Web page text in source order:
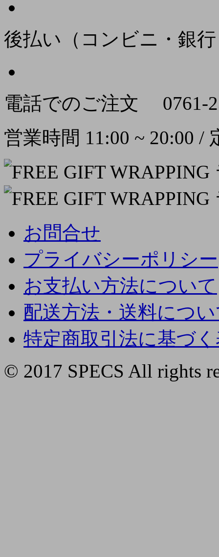
後払い（コンビニ・銀
電話でのご注文
0761-
営業時間 11:00 ~ 20:00 /
お問合せ
プライバシーポリシー
お支払い方法について
配送方法・送料につ
特定商取引法に基づ
© 2017 SPECS All rights